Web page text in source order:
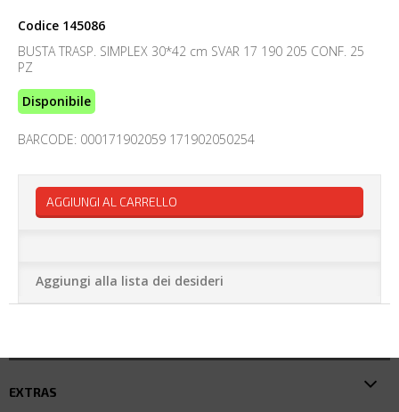
Codice 145086
BUSTA TRASP. SIMPLEX 30*42 cm SVAR 17 190 205 CONF. 25
PZ
Disponibile
BARCODE: 000171902059 171902050254
AGGIUNGI AL CARRELLO
Aggiungi alla lista dei desideri
EXTRAS